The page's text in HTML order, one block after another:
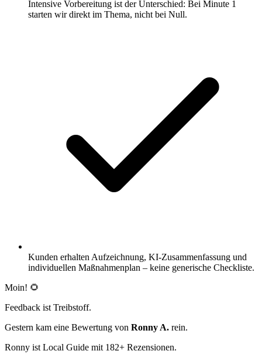
Intensive Vorbereitung ist der Unterschied: Bei Minute 1
starten wir direkt im Thema, nicht bei Null.
Kunden erhalten Aufzeichnung, KI-Zusammenfassung und
individuellen Maßnahmenplan – keine generische Checkliste.
Moin! 🌻
Feedback ist Treibstoff.
Gestern kam eine Bewertung von Ronny A. rein.
Ronny ist Local Guide mit 182+ Rezensionen.